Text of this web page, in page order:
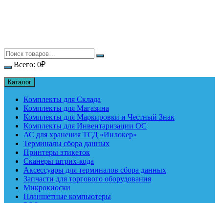
Всего: 0₽
Каталог
Комплекты для Склада
Комплекты для Магазина
Комплекты для Маркировки и Честный Знак
Комплекты для Инвентаризации ОС
АС для хранения ТСД «Инлокер»
Терминалы сбора данных
Принтеры этикеток
Сканеры штрих-кода
Аксессуары для терминалов сбора данных
Запчасти для торгового оборудования
Микрокиоски
Планшетные компьютеры